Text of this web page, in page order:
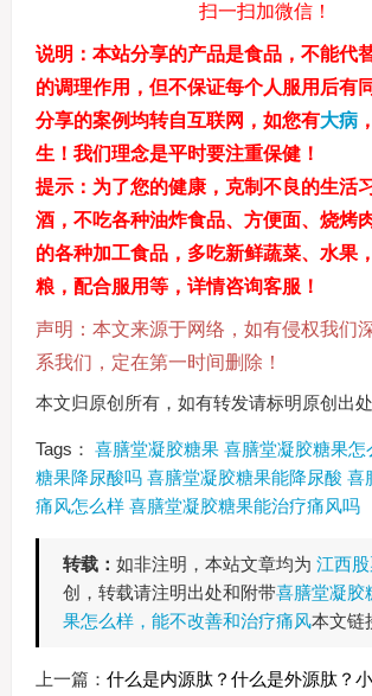
扫一扫加微信！
说明 ：本站分享的产品是食品，不能代
的调理作用，但不保证每个人服用后有
分享的案例均转自互联网，如您有大病
生！我们理念是平时要注重保健！
提示： 为了您的健康，克制不良的生活
酒，不吃各种油炸食品、方便面、烧烤
的各种加工食品，多吃新鲜蔬菜、水果
粮，配合服用等，详情咨询客服！
声明：本文来源于网络，如有侵权我们
系我们，定在第一时间删除！
本文归原创所有，如有转发请标明原创出处
Tags： 喜膳堂凝胶糖果 喜膳堂凝胶糖果怎
糖果降尿酸吗 喜膳堂凝胶糖果能降尿酸 喜
痛风怎么样 喜膳堂凝胶糖果能治疗痛风吗
转载： 如非注明，本站文章均为 江西
创，转载请注明出处和附带喜膳堂凝胶
果怎么样，能不改善和治疗痛风本文链
上一篇： 什么是内源肽？什么是外源肽？